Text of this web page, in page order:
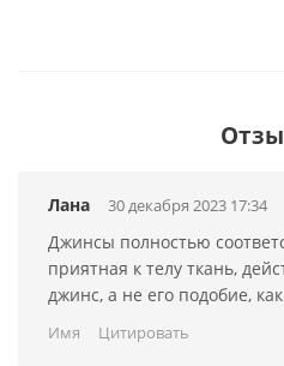
Лана 30 декабря 2023 17:34
Джинсы полностью
приятная к телу ткань,
джинс, а не его подобие,
Имя Цитировать